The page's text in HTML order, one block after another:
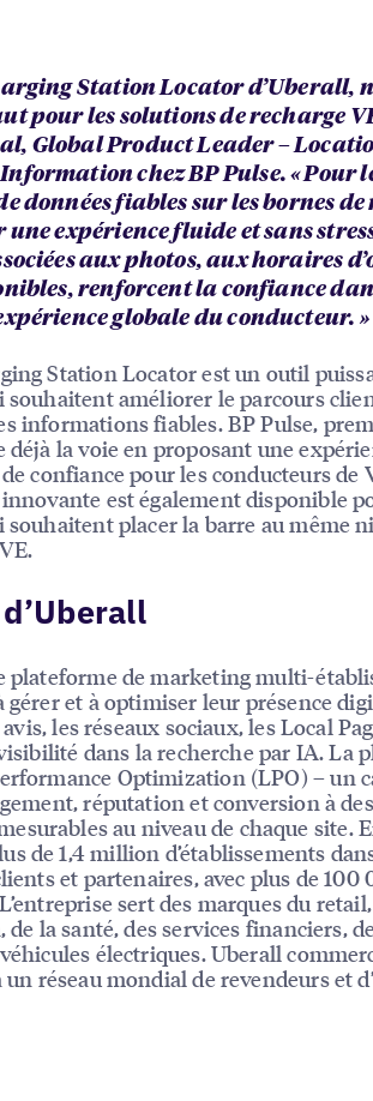
Station Locator d’Uberall,
pour les solutions de recharge
Global Product Leader –
chez BP Pulse. « Pour
données fiables sur les bornes de
expérience fluide et sans
aux photos, aux horaires
renforcent la confiance
globale du conducteur. »
Station Locator est un outil
souhaitent améliorer le parcours
informations fiables. BP Pulse,
la voie en proposant une
confiance pour les conducteurs de
est également disponible
placer la barre au même
plateforme de marketing multi-
gérer et à optimiser leur présence
les réseaux sociaux, les Local
dans la recherche par IA. La
Optimization (LPO) – un
réputation et conversion à
au niveau de chaque site.
de 1,4 million d’établissements
et partenaires, avec plus de
sert des marques du
la santé, des services financiers,
électriques. Uberall
réseau mondial de revendeurs et